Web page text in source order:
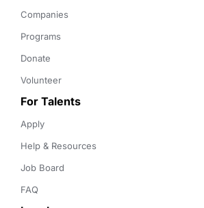
Companies
Programs
Donate
Volunteer
For Talents
Apply
Help & Resources
Job Board
FAQ